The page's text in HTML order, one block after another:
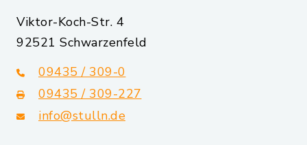
Viktor-Koch-Str. 4
92521 Schwarzenfeld
09435 / 309-0
09435 / 309-227
info@stulln.de